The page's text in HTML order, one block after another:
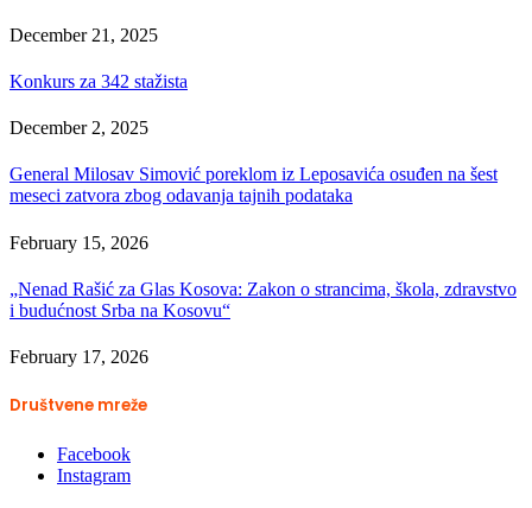
December 21, 2025
Konkurs za 342 stažista
December 2, 2025
General Milosav Simović poreklom iz Leposavića osuđen na šest
meseci zatvora zbog odavanja tajnih podataka
February 15, 2026
„Nenad Rašić za Glas Kosova: Zakon o strancima, škola, zdravstvo
i budućnost Srba na Kosovu“
February 17, 2026
Društvene mreže
Facebook
Instagram